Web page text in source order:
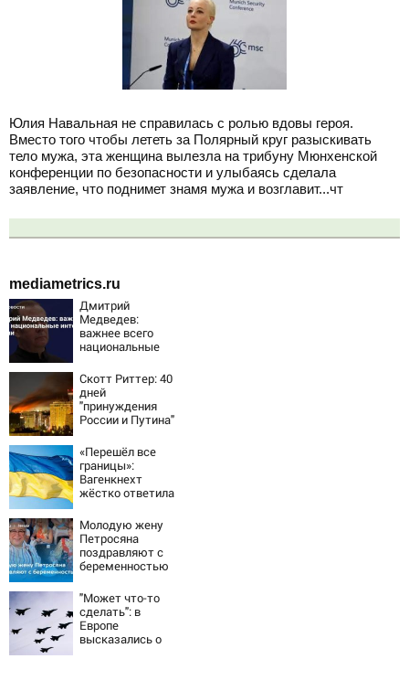
Юлия Навальная не справилась с ролью вдовы героя.
Вместо того чтобы лететь за Полярный круг разыскивать
тело мужа, эта женщина вылезла на трибуну Мюнхенской
конференции по безопасности и улыбаясь сделала
заявление, что поднимет знамя мужа и возглавит...чт
mediametrics.ru
Дмитрий
Медведев:
важнее всего
национальные
Скотт Риттер: 40
дней
"принуждения
России и Путина"
крах режима
Зеленского
«Перешёл все
границы»:
Вагенкнехт
жёстко ответила
Молодую жену
Петросяна
поздравляют с
беременностью
"Может что-то
сделать": в
Европе
высказались о